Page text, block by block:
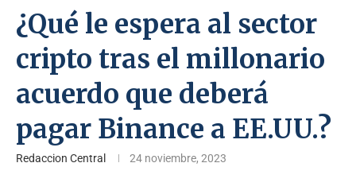
¿Qué le espera al sector
cripto tras el millonario
acuerdo que deberá
pagar Binance a EE.UU.?
Redaccion Central 24 noviembre, 2023